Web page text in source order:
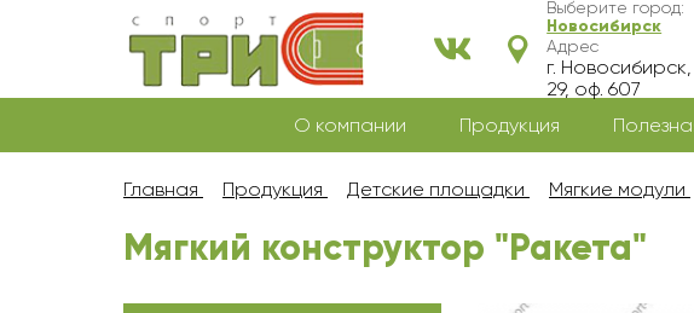
Выберите город:
Новосибирск
Адрес
г.
29, оф. 607
О компании Продукция
Главная Продукция Детские площадки Мягкие модули
Мягкий конструктор "Ракета"